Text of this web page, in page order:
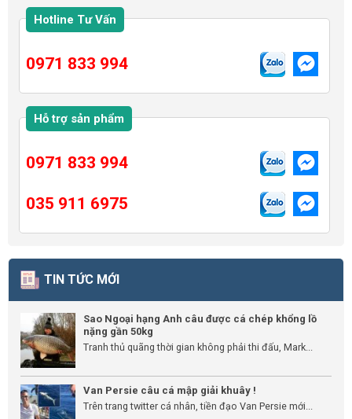
Hotline Tư Vấn
0971 833 994
Hỗ trợ sản phẩm
0971 833 994
035 911 6975
TIN TỨC MỚI
Sao Ngoại hạng Anh câu được cá chép khổng lồ
nặng gần 50kg
Tranh thủ quãng thời gian không phải thi đấu, Mark...
Van Persie câu cá mập giải khuây !
Trên trang twitter cá nhân, tiền đạo Van Persie mới...